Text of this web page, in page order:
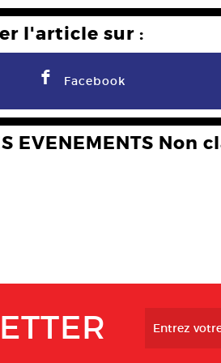
l'article sur :
F Facebook
EVENEMENTS Non